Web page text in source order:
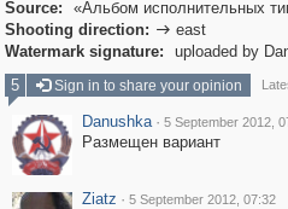
Source:
«Альбом исполнительных
Shooting direction:  east
Watermark signature:
uploaded by
5
Sign in to share your opinion
Danushka · 5 September 2012,
Размещен вариант
Ziatz · 5 September 2012, 07:32